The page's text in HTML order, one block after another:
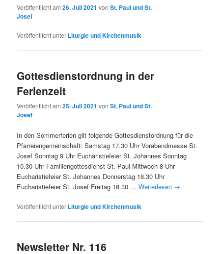
Veröffentlicht am26. Juli 2021 vonSt. Paul und St.
Josef
Veröffentlicht unter Liturgie und Kirchenmusik
Gottesdienstordnung in der
Ferienzeit
Veröffentlicht am25. Juli 2021 vonSt. Paul und St.
Josef
In den Sommerferien gilt folgende Gottesdienstordnung für die
Pfarreiengemeinschaft: Samstag 17.30 Uhr Vorabendmesse St.
Josef Sonntag 9 Uhr Eucharistiefeier St. Johannes Sonntag
10.30 Uhr Familiengottesdienst St. Paul Mittwoch 8 Uhr
Eucharistiefeier St. Johannes Donnerstag 18.30 Uhr
Eucharistiefeier St. Josef Freitag 18.30 …Weiterlesen →
Veröffentlicht unter Liturgie und Kirchenmusik
Newsletter Nr. 116